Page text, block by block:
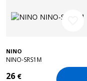
NINO
NINO-SRS1M
26 €